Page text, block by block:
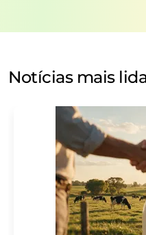
proteção de dados. A
pesquisas de mercado e de
seu consentimento a
12489 Berlin, Alemanha ou
revoke@lumitos.com com
disso, cada e-mail contém
assinatura do newsletter
Notícias mais